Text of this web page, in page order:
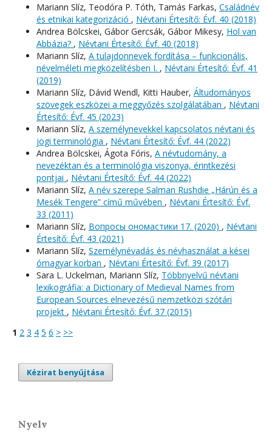
Mariann Slíz, Teodóra P. Tóth, Tamás Farkas, Családnév
és etnikai kategorizáció , Névtani Értesítő: Évf. 40 (2018)
Andrea Bölcskei, Gábor Gercsák, Gábor Mikesy, Hol van
Abbázia? , Névtani Értesítő: Évf. 40 (2018)
Mariann Slíz, A tulajdonnevek fordítása – funkcionális,
névelméleti megközelítésben I. , Névtani Értesítő: Évf. 41
(2019)
Mariann Slíz, Dávid Wendl, Kitti Hauber, Áltudományos
szövegek eszközei a meggyőzés szolgálatában , Névtani
Értesítő: Évf. 45 (2023)
Mariann Slíz, A személynevekkel kapcsolatos névtani és
jogi terminológia , Névtani Értesítő: Évf. 44 (2022)
Andrea Bölcskei, Ágota Fóris, A névtudomány, a
nevezéktan és a terminológia viszonya, érintkezési
pontjai , Névtani Értesítő: Évf. 44 (2022)
Mariann Slíz, A név szerepe Salman Rushdie „Hárún és a
Mesék Tengere” című művében , Névtani Értesítő: Évf.
33 (2011)
Mariann Slíz, Вопросы oномастики 17. (2020) , Névtani
Értesítő: Évf. 43 (2021)
Mariann Slíz, Személynévadás és névhasználat a kései
ómagyar korban , Névtani Értesítő: Évf. 39 (2017)
Sara L. Uckelman, Mariann Slíz, Többnyelvű névtani
lexikográfia: a Dictionary of Medieval Names from
European Sources elnevezésű nemzetközi szótári
projekt , Névtani Értesítő: Évf. 37 (2015)
1 2 3 4 5 6 > >>
Kézirat benyújtása
Nyelv